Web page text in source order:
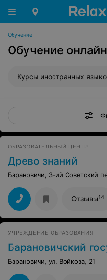
Обучение
Обучение
Курсы иностранных
ОБРАЗОВАТЕЛЬНЫЙ ЦЕНТР
Древо знаний
Барановичи, 3-ий Советский
Отзывы14
УЧРЕЖДЕНИЕ ОБРАЗОВАНИЯ
Барановичский
Барановичи, ул. Войкова, 21